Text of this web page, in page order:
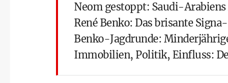
Neom gestoppt: Saudi-
René Benko: Das brisante
Benko-Jagdrunde:
Immobilien, Politik, Einfluss: